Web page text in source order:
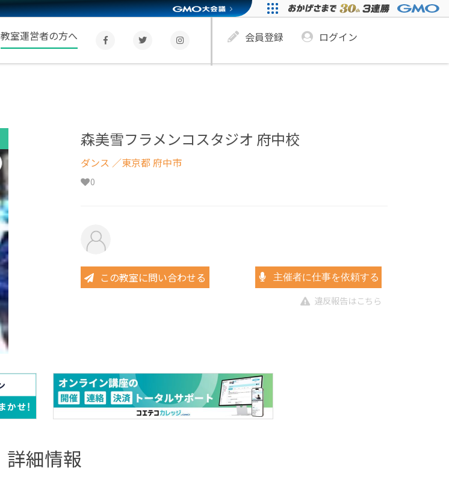
教室運営者の方へ 会員登録 ログイン
森美雪フラメンコスタジオ 府中校
ダンス ／東京都 府中市
0
この教室に問い合わせる 主催者に仕事を依頼する
違反報告はこちら
詳細情報